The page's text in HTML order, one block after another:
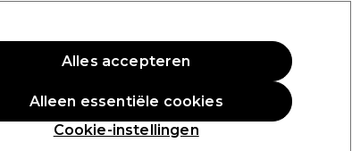
Aanmelden
Professionele Awards
Cookie-instellingen
Alleen essentiële cookies
Alles accepteren